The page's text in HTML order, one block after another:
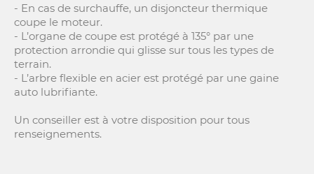
- En cas de surchauffe, un disjoncteur thermique
coupe le moteur.
- L’organe de coupe est protégé à 135° par une
protection arrondie qui glisse sur tous les types de
terrain.
- L’arbre flexible en acier est protégé par une gaine
auto lubrifiante.
Un conseiller est à votre disposition pour tous
renseignements.